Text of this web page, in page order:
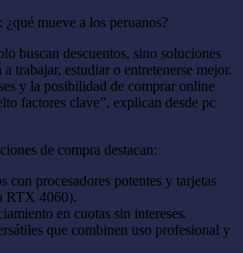
mueve a los peruanos?
buscan descuentos, sino soluciones
trabajar, estudiar o entretenerse mejor.
y la posibilidad de comprar online
factores clave”, explican desde pc
de compra destacan:
con procesadores potentes y tarjetas
RTX 4060).
en cuotas sin intereses.
que combinen uso profesional y